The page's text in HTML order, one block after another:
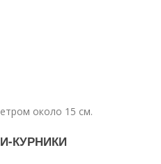
около 15 см.
КУРНИКИ